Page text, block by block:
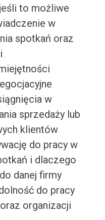
to możliwe
w
spotkań oraz
w
sprzedaży lub
klientów
do pracy w
i dlaczego
danej firmy
do pracy
organizacji